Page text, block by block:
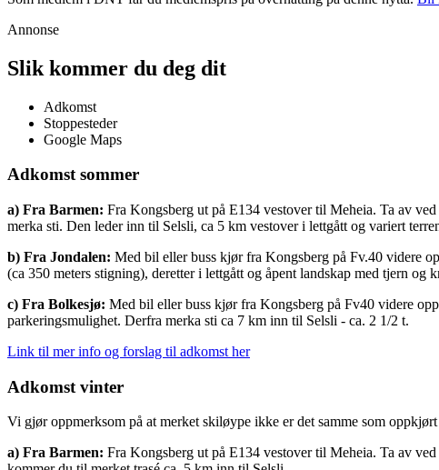
Annonse
Slik kommer du deg dit
Adkomst
Stoppesteder
Google Maps
Adkomst sommer
a) Fra Barmen: Fra Kongsberg ut på E134 vestover til Meheia. Ta av
merka sti. Den leder inn til Selsli, ca 5 km vestover i lettgått og variert
b) Fra Jondalen: Med bil eller buss kjør fra Kongsberg på Fv.40 videre
(ca 350 meters stigning), deretter i lettgått og åpent landskap med tjern og
c) Fra Bolkesjø: Med bil eller buss kjør fra Kongsberg på Fv40 videre
parkeringsmulighet. Derfra merka sti ca 7 km inn til Selsli - ca. 2 1/2 t.
Link til mer info og forslag til adkomst her
Adkomst vinter
Vi gjør oppmerksom på at merket skiløype ikke er det samme som
a) Fra Barmen: Fra Kongsberg ut på E134 vestover til Meheia. Ta av